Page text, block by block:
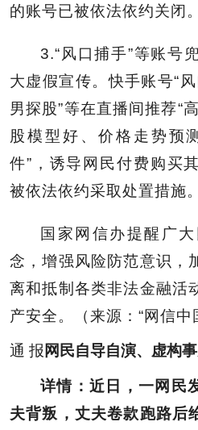
的账号已被依法依约关闭。
3.“风口捕手”等账号
大虚假宣传。快手账号“风
男探股”等在直播间推荐“
股模型好、价格走势预
件”，诱导网民付费购买
被依法依约采取处置措施。
国家网信办提醒广
念，增强风险防范意识，
离和抵制各类非法金融活
产安全。（来源：“网信中
通 报网民自导自演、虚构
详情： 近日，一网民
夫背叛，丈夫卷款跑路后